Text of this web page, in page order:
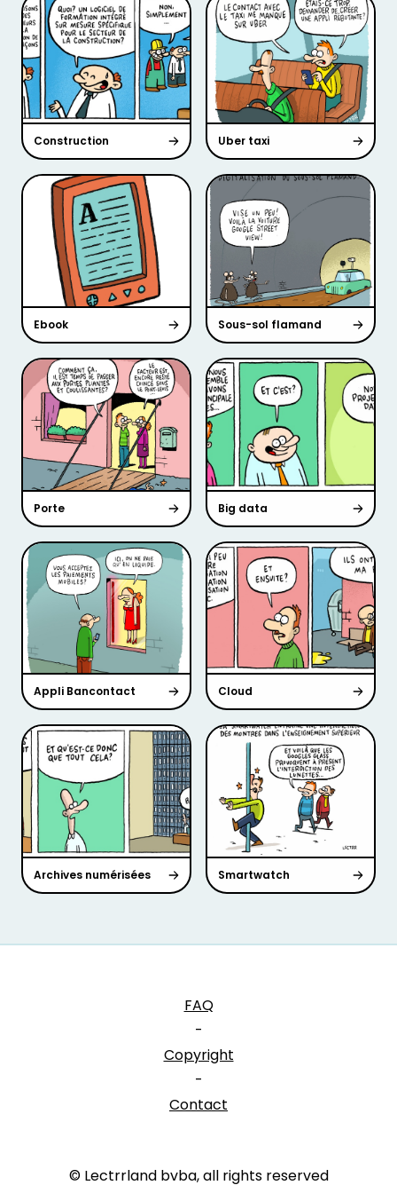
Construction Uber taxi
Ebook Sous-sol flamand
Porte Big data
Appli Bancontact Cloud
Archives numérisées Smartwatch
FAQ
-
Copyright
-
Contact
© Lectrrland bvba, all rights reserved